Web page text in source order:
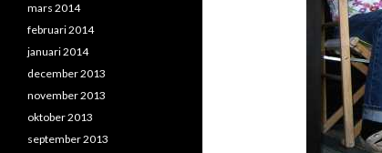
mars 2014
februari 2014
januari 2014
december 2013
november 2013
oktober 2013
september 2013